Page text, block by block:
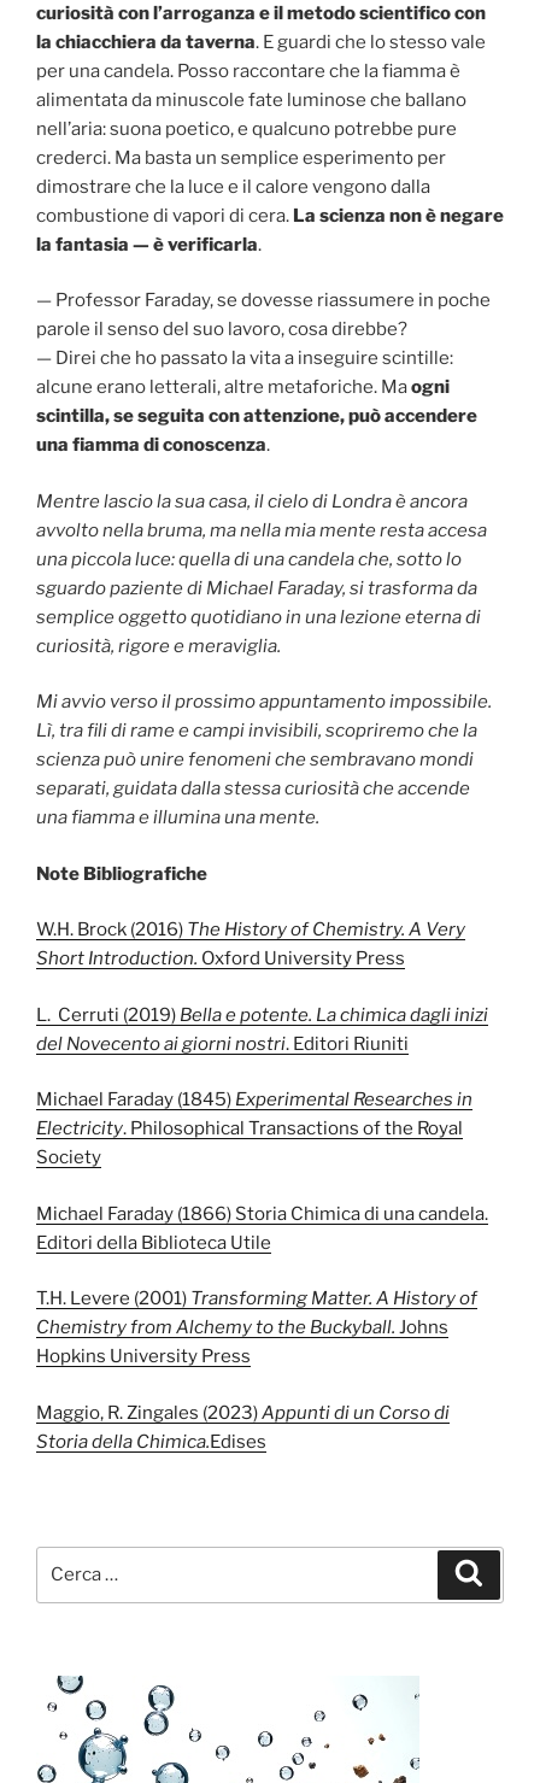
curiosità con l’arroganza e il metodo scientifico con
la chiacchiera da taverna. E guardi che lo stesso vale
per una candela. Posso raccontare che la fiamma è
alimentata da minuscole fate luminose che ballano
nell’aria: suona poetico, e qualcuno potrebbe pure
crederci. Ma basta un semplice esperimento per
dimostrare che la luce e il calore vengono dalla
combustione di vapori di cera. La scienza non è negare
la fantasia — è verificarla.
— Professor Faraday, se dovesse riassumere in poche
parole il senso del suo lavoro, cosa direbbe?
— Direi che ho passato la vita a inseguire scintille:
alcune erano letterali, altre metaforiche. Maogni
scintilla, se seguita con attenzione, può accendere
una fiamma di conoscenza.
Mentre lascio la sua casa, il cielo di Londra è ancora
avvolto nella bruma, ma nella mia mente resta accesa
una piccola luce: quella di una candela che, sotto lo
sguardo paziente di Michael Faraday, si trasforma da
semplice oggetto quotidiano in una lezione eterna di
curiosità, rigore e meraviglia.
Mi avvio verso il prossimo appuntamento impossibile.
Lì, tra fili di rame e campi invisibili, scopriremo che la
scienza può unire fenomeni che sembravano mondi
separati, guidata dalla stessa curiosità che accende
una fiamma e illumina una mente.
Note Bibliografiche
W.H. Brock (2016) The History of Chemistry. A Very
Short Introduction. Oxford University Press
L. Cerruti (2019) Bella e potente. La chimica dagli inizi
del Novecento ai giorni nostri. Editori Riuniti
Michael Faraday (1845) Experimental Researches in
Electricity. Philosophical Transactions of the Royal
Society
Michael Faraday (1866) Storia Chimica di una candela.
Editori della Biblioteca Utile
T.H. Levere (2001) Transforming Matter. A History of
Chemistry from Alchemy to the Buckyball. Johns
Hopkins University Press
Maggio, R. Zingales (2023)Appunti di un Corso di
Storia della Chimica.Edises